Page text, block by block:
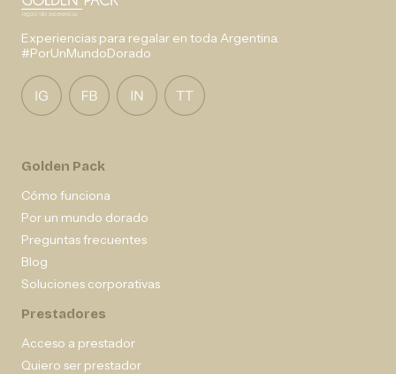
Experiencias para regalar en toda Argentina.
#PorUnMundoDorado
Golden Pack
Cómo funciona
Por un mundo dorado
Preguntas frecuentes
Blog
Soluciones corporativas
Prestadores
Acceso a prestador
Quiero ser prestador